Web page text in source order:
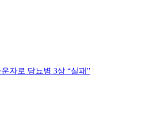
자로 당뇨병 3상 “실패”